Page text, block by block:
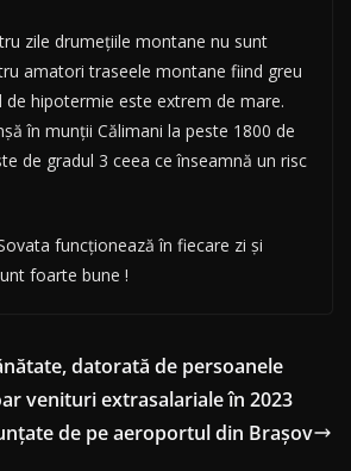
zile drumețiile montane nu sunt
amatori traseele montane fiind greu
de hipotermie este extrem de mare.
în munții Călimani la peste 1800 de
de gradul 3 ceea ce înseamnă un risc
funcționează în fiecare zi ṣi
foarte bune !
datorată de persoanele
venituri extrasalariale în 2023
de pe aeroportul din Brașov